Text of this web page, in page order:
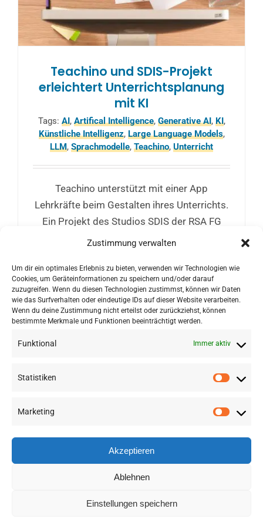
Zustimmung verwalten
Um dir ein optimales Erlebnis zu bieten, verwenden wir Technologien wie
Cookies, um Geräteinformationen zu speichern und/oder darauf
zuzugreifen. Wenn du diesen Technologien zustimmst, können wir Daten
wie das Surfverhalten oder eindeutige IDs auf dieser Website verarbeiten.
Wenn du deine Zustimmung nicht erteilst oder zurückziehst, können
bestimmte Merkmale und Funktionen beeinträchtigt werden.
Funktional Immer aktiv
Statistiken
Marketing
Akzeptieren
Ablehnen
Einstellungen speichern
Teachino und SDIS-Projekt
erleichtert Unterrichtsplanung
mit KI
Tags: AI, Artifical Intelligence, Generative AI, KI,
Künstliche Intelligenz, Large Language Models,
LLM, Sprachmodelle, Teachino, Unterricht
Teachino unterstützt mit einer App
Lehrkräfte beim Gestalten ihres Unterrichts.
Ein Projekt des Studios SDIS der RSA FG
zielt darauf ab, das Sprachmodell der
Verwendung für die Unterrichtsgestaltung
anzupassen.
©2026 RSA FG | Presse|AGB|